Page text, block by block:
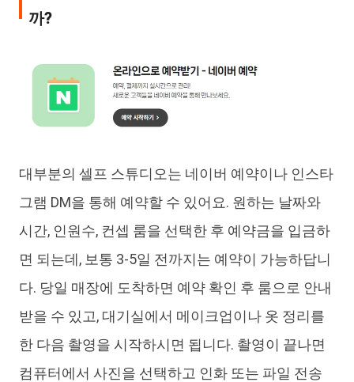
까?
대부분의 셀프 스튜디오는 네이버 예약이나 인스타
그램 DM을 통해 예약할 수 있어요. 원하는 날짜와
시간, 인원수, 컨셉 룸을 선택한 후 예약금을 입금하
면 되는데, 보통 3-5일 전까지는 예약이 가능하답니
다. 당일 매장에 도착하면 예약 확인 후 룸으로 안내
받을 수 있고, 대기실에서 메이크업이나 옷 정리를
한 다음 촬영을 시작하시면 됩니다. 촬영이 끝나면
컴퓨터에서 사진을 선택하고 인화 또는 파일 전송